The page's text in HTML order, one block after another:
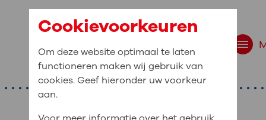
Cookievoorkeuren
Om deze website optimaal te laten
functioneren maken wij gebruik van
cookies. Geef hieronder uw voorkeur
aan.